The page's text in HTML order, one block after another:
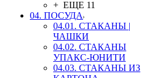
+ ЕЩЕ 11
04. ПОСУДА
04.01. СТАКАНЫ |
ЧАШКИ
04.02. СТАКАНЫ
УПАКС-ЮНИТИ
04.03. СТАКАНЫ ИЗ